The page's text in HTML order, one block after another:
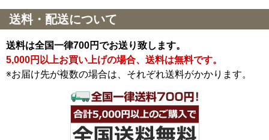
送料・配送について
送料は全国一律700円でお送り致します。
5,000円以上お買い上げの場合、送料は無料です。
※お届け先が複数の場合は、それぞれ送料がかかります。